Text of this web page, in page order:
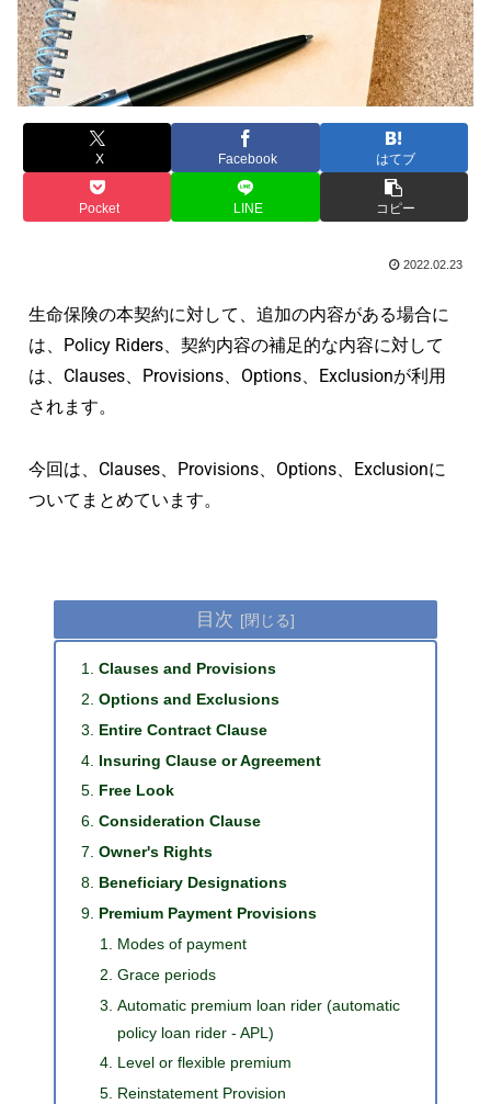
X Facebook はてブ
Pocket LINE コピー
2022.02.23
生命保険の本契約に対して、追加の内容がある場合に
は、Policy Riders、契約内容の補足的な内容に対して
は、Clauses、Provisions、Options、Exclusionが利用
されます。
今回は、Clauses、Provisions、Options、Exclusionに
ついてまとめています。
目次
Clauses and Provisions
Options and Exclusions
Entire Contract Clause
Insuring Clause or Agreement
Free Look
Consideration Clause
Owner's Rights
Beneficiary Designations
Premium Payment Provisions
Modes of payment
Grace periods
Automatic premium loan rider (automatic
policy loan rider - APL)
Level or flexible premium
Reinstatement Provision